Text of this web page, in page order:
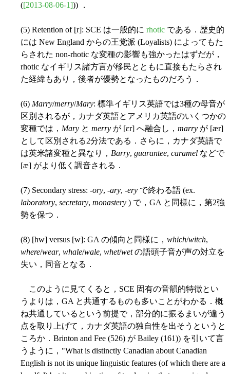
([2013-08-06-1])) ．
(5) Retention of [r]: SCE は一般的に rhotic である．歴史的
には New England からの王党派 (Loyalists) によってもた
らされた non-rhotic な変種の影響も強かったはずだが，
rhotic なイギリス諸方言が移民とともに直接もたらされ
た経緯もあり，後者が優勢となったものだろう．
(6) Marry/merry/Mary: 標準イギリス英語では3種の母音が
区別されるが，カナダ英語とアメリカ英語のいくつかの
変種では， Mary と merry が [ɛr] へ融合し， marry が [ær]
として区別される2分法である．さらに，カナダ英語で
は英米諸変種と異なり， Barry, guarantee, caramel などで
[æ] がより低く調音される．
(7) Secondary stress: -ory, -ary, -ery で終わる語 (ex.
laboratory, secretary, monastery ) で，GA と同様に，第2強
勢を保つ．
(8) [hw] versus [w]: GA の傾向と同様に， which/witch,
where/wear, whale/wale, whet/wetの語頭子音が声の対立を
失い，同音となる．
このように見てくると，SCE 固有の音韻的特徴とい
うよりは，GA と共通するものも多いことがわかる．概
ね共通しているという前提で，部分的に振るまいが違う
点を取り上げて，カナダ英語の独自性を出そうというと
ころか．Brinton and Fee (526) が Bailey (161)) を引いて言
うように，"What is distinctly Canadian about Canadian
English is not its unique linguistic features (of which there are a